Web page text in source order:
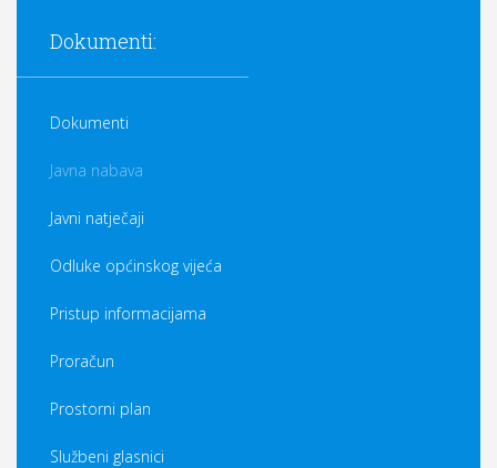
Dokumenti:
Dokumenti
Javna nabava
Javni natječaji
Odluke općinskog vijeća
Pristup informacijama
Proračun
Prostorni plan
Službeni glasnici